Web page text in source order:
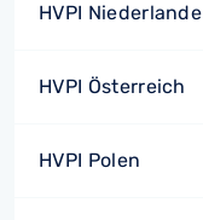
HVPI Niederlande
HVPI Österreich
HVPI Polen